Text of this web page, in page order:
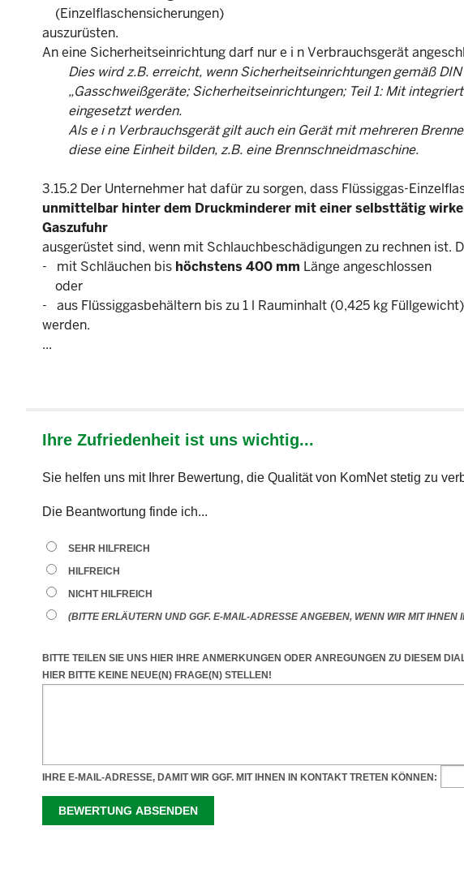
(Einzelflaschensicherungen)
auszurüsten.
An eine Sicherheitseinrichtung darf nur e i n Verbrauchsgerät
Dies wird z.B. erreicht, wenn Sicherheitseinrichtungen gemäß
„Gasschweißgeräte; Sicherheitseinrichtungen; Teil 1: Mit
eingesetzt werden.
Als e i n Verbrauchsgerät gilt auch ein Gerät mit mehreren
diese eine Einheit bilden, z.B. eine Brennschneidmaschine.
3.15.2 Der Unternehmer hat dafür zu sorgen, dass Flüssiggas-
unmittelbar hinter dem Druckminderer mit einer selbsttätig
Gaszufuhr
ausgerüstet sind, wenn mit Schlauchbeschädigungen zu rechnen ist.
- mit Schläuchen bis höchstens 400 mm Länge angeschlossen
oder
- aus Flüssiggasbehältern bis zu 1 l Rauminhalt (0,425 kg
werden.
...